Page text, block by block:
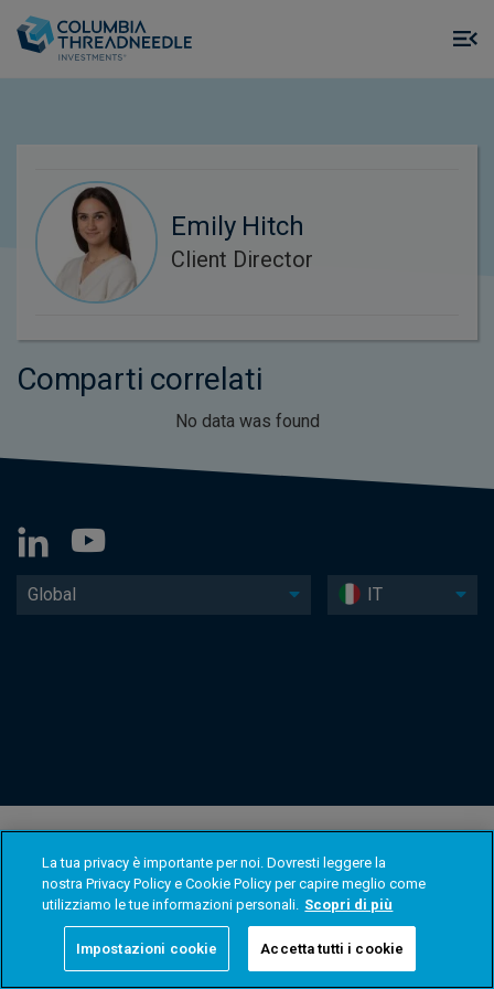
Emily Hitch
Client Director
Comparti correlati
No data was found
Global IT
La tua privacy è importante per noi. Dovresti leggere la
nostra Privacy Policy e Cookie Policy per capire meglio come
utilizziamo le tue informazioni personali. Scopri di più
Impostazioni cookie Accetta tutti i cookie